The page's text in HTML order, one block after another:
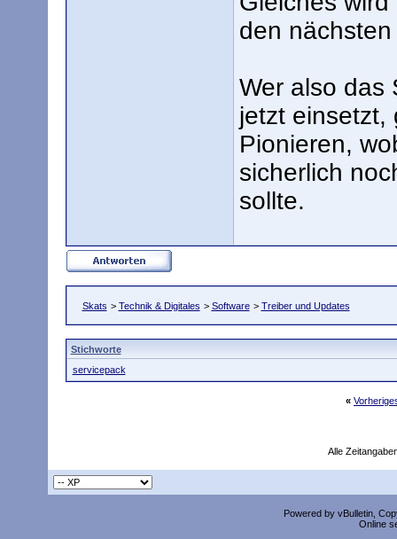
den
Wer also das
jetzt einsetzt,
Pionieren,
sicherlich
sollte.
Skats > Technik & Digitales > Software > Treiber und Updates
Stichworte
servicepack
«
Alle
Powered by vBulletin,
Online